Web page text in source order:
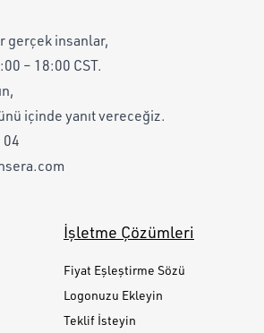
gerçek insanlar,
– 18:00 CST.
içinde yanıt vereceğiz.
04
İşletme Çözümleri
Fiyat Eşleştirme Sözü
Logonuzu Ekleyin
Teklif İsteyin